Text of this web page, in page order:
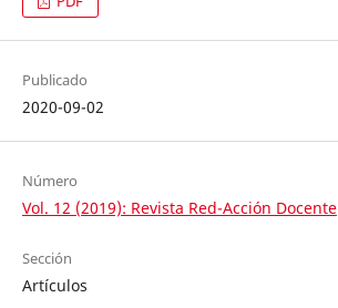
Publicado
2020-09-02
Número
Vol. 12 (2019): Revista Red-Acción Docente
Sección
Artículos